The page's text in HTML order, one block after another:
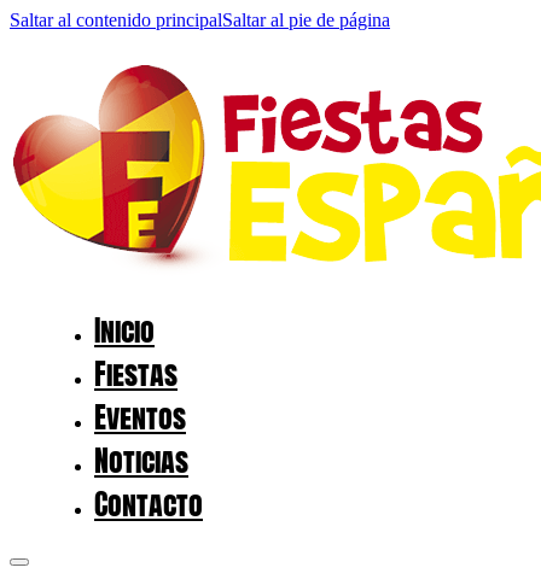
Saltar al contenido principalSaltar al pie de página
Inicio
Fiestas
Eventos
Noticias
Contacto